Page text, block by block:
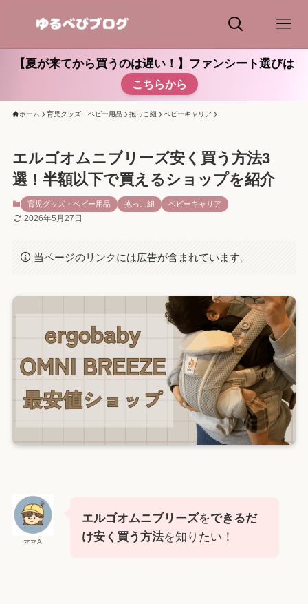
【夏が来てから買うのは遅い！】ファンシート選びは
こちらから
ホーム 育児グッズ・ベビー用品 抱っこ紐 ベビーキャリア
エルゴオムニブリーズ安く買う方法3
選！半額以下で買えるショップを紹介
育児グッズ・ベビー用品 抱っこ紐 ベビーキャリア
2026年5月27日
当ページのリンクには広告が含まれています。
ママA
エルゴオムニブリーズをできるだ
け安く買う方法を知りたい！